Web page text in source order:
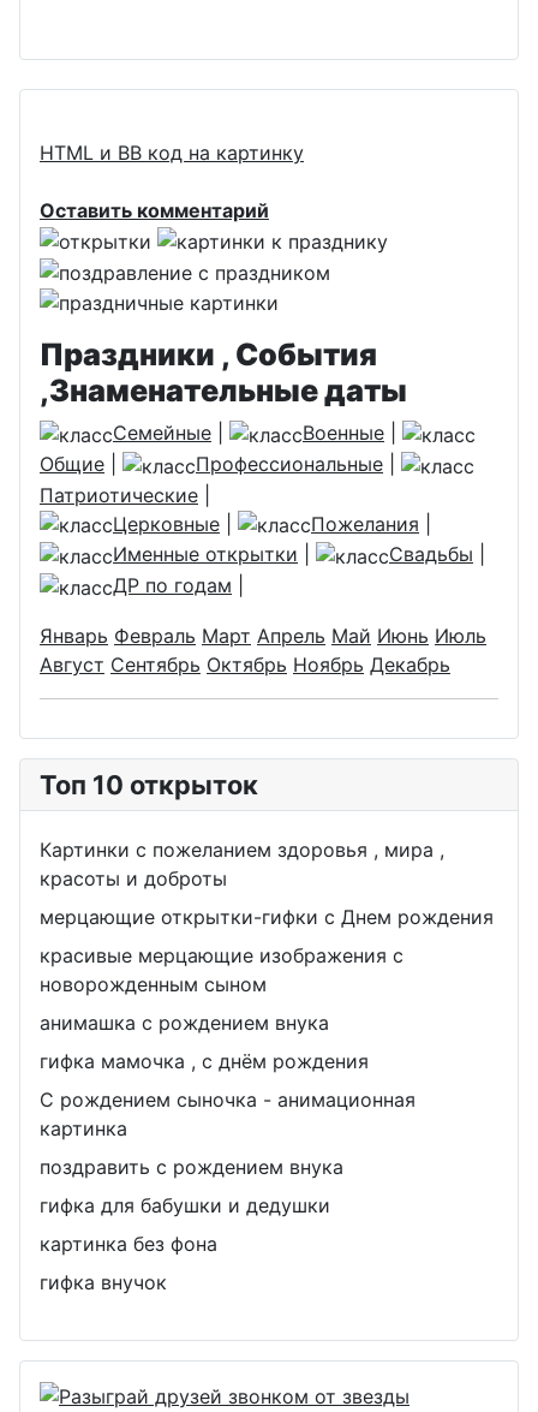
HTML и BB код на картинку
Оставить комментарий
Праздники , События
,Знаменательные даты
Семейные Военные
Общие
Профессиональные
Патриотические
Церковные
Пожелания
Именные открытки
Свадьбы
ДР по годам
Январь Февраль Март Апрель Май Июнь Июль
Август Сентябрь Октябрь Ноябрь Декабрь
Топ 10 открыток
Картинки с пожеланием здоровья , мира ,
красоты и доброты
мерцающие открытки-гифки с Днем рождения
красивые мерцающие изображения с
новорожденным сыном
анимашка с рождением внука
гифка мамочка , с днём рождения
С рождением сыночка - анимационная
картинка
поздравить с рождением внука
гифка для бабушки и дедушки
картинка без фона
гифка внучок